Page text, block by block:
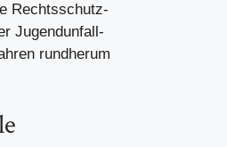
Rechtsschutz-
Jugendunfall-
rundherum